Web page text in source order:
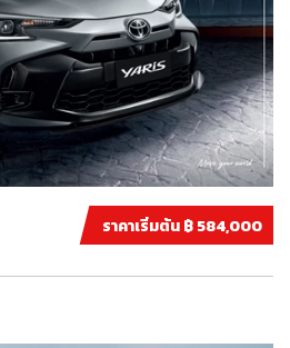
ราคาเริ่มต้น ฿ 584,000